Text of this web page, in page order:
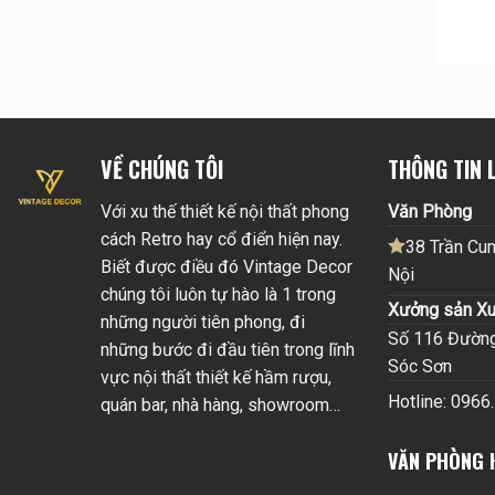
VỀ CHÚNG TÔI
Với xu thế thiết kế nội thất phong
cách Retro hay cổ điển hiện nay.
Biết được điều đó Vintage Decor
chúng tôi luôn tự hào là 1 trong
những người tiên phong, đi
những bước đi đầu tiên trong lĩnh
vực nội thất thiết kế hầm rượu,
quán bar, nhà hàng, showroom…
THÔNG TIN
Văn Phòng
38 Trần
Nội
Xưởng sản
Số 116
Sóc Sơn
Hotline:
VĂN PHÒNG